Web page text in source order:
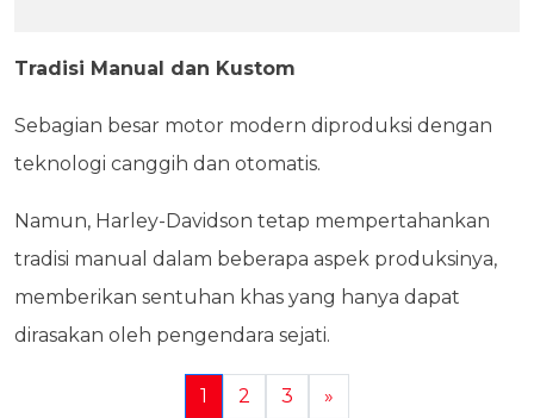
Tradisi Manual dan Kustom
Sebagian besar motor modern diproduksi dengan
teknologi canggih dan otomatis.
Namun, Harley-Davidson tetap mempertahankan
tradisi manual dalam beberapa aspek produksinya,
memberikan sentuhan khas yang hanya dapat
dirasakan oleh pengendara sejati.
1 2 3 »